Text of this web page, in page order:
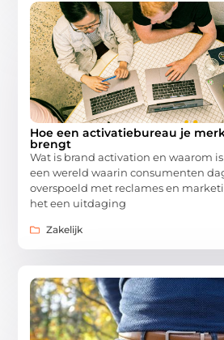
Hoe een activatiebureau je
brengt
Wat is brand activation en waarom
een wereld waarin consumenten
overspoeld met reclames en
het een uitdaging
Zakelijk